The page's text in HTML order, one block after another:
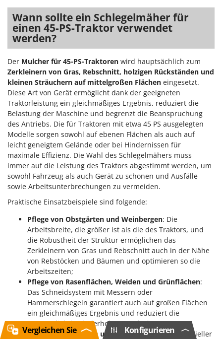
Wann sollte ein Schlegelmäher für
einen 45-PS-Traktor verwendet
werden?
Der Mulcher für 45-PS-Traktoren wird hauptsächlich zum
Zerkleinern von Gras, Rebschnitt, holzigen Rückständen und
kleinen Sträuchern auf mittelgroßen Flächen eingesetzt.
Diese Art von Gerät ermöglicht dank der geeigneten
Traktorleistung ein gleichmäßiges Ergebnis, reduziert die
Belastung der Maschine und begrenzt die Beanspruchung
des Antriebs. Die für Traktoren mit etwa 45 PS ausgelegten
Modelle sorgen sowohl auf ebenen Flächen als auch auf
leicht geneigtem Gelände oder bei Hindernissen für
maximale Effizienz. Die Wahl des Schlegelmähers muss
immer auf die Leistung des Traktors abgestimmt werden, um
sowohl Fahrzeug als auch Gerät zu schonen und Ausfälle
sowie Arbeitsunterbrechungen zu vermeiden.
Praktische Einsatzbeispiele sind folgende:
Pflege von Obstgärten und Weinbergen: Die
Arbeitsbreite, die größer ist als die des Traktors, und
die Robustheit der Struktur ermöglichen das
Zerkleinern von Gras und Rebschnitt auch in der Nähe
von Rebstöcken und Bäumen und optimieren so die
Arbeitszeiten;
Pflege von Rasenflächen, Weiden und Grünflächen:
Das Schneidsystem mit Messern oder
Hammerschlegeln garantiert auch auf großen Flächen
ein gleichmäßiges Ergebnis und reduziert die
Notwendigkeit wiederholter Durchgänge;
Arbeiten an Rändern und Böschungen: Dank spezieller
Konfigurieren
Vergleichen Sie